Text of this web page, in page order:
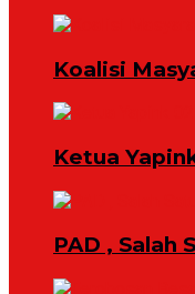
Koalisi
Ketua
PAD , Salah